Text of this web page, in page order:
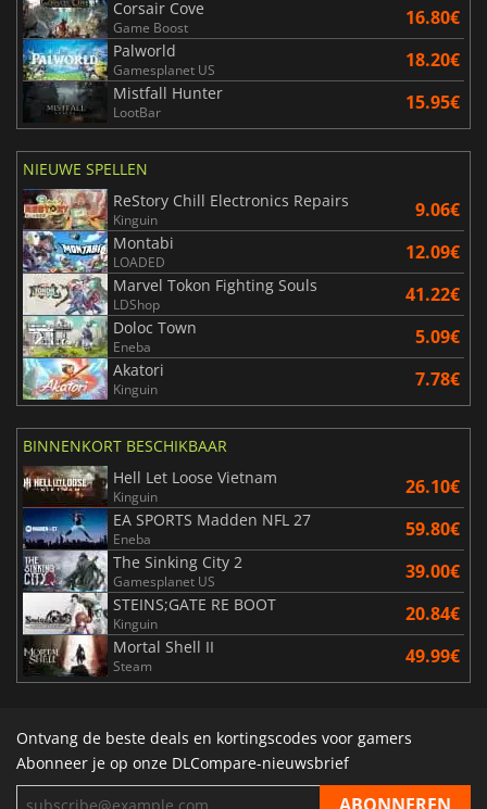
Corsair Cove
Game Boost 16.80€
Palworld
Gamesplanet US 18.20€
Mistfall Hunter
LootBar 15.95€
NIEUWE SPELLEN
ReStory Chill Electronics Repairs
Kinguin 9.06€
Montabi
LOADED 12.09€
Marvel Tokon Fighting Souls
LDShop 41.22€
Doloc Town
Eneba 5.09€
Akatori
Kinguin 7.78€
BINNENKORT BESCHIKBAAR
Hell Let Loose Vietnam
Kinguin 26.10€
EA SPORTS Madden NFL 27
Eneba 59.80€
The Sinking City 2
Gamesplanet US 39.00€
STEINS;GATE RE BOOT
Kinguin 20.84€
Mortal Shell II
Steam 49.99€
Ontvang de beste deals en kortingscodes voor gamers
Abonneer je op onze DLCompare-nieuwsbrief